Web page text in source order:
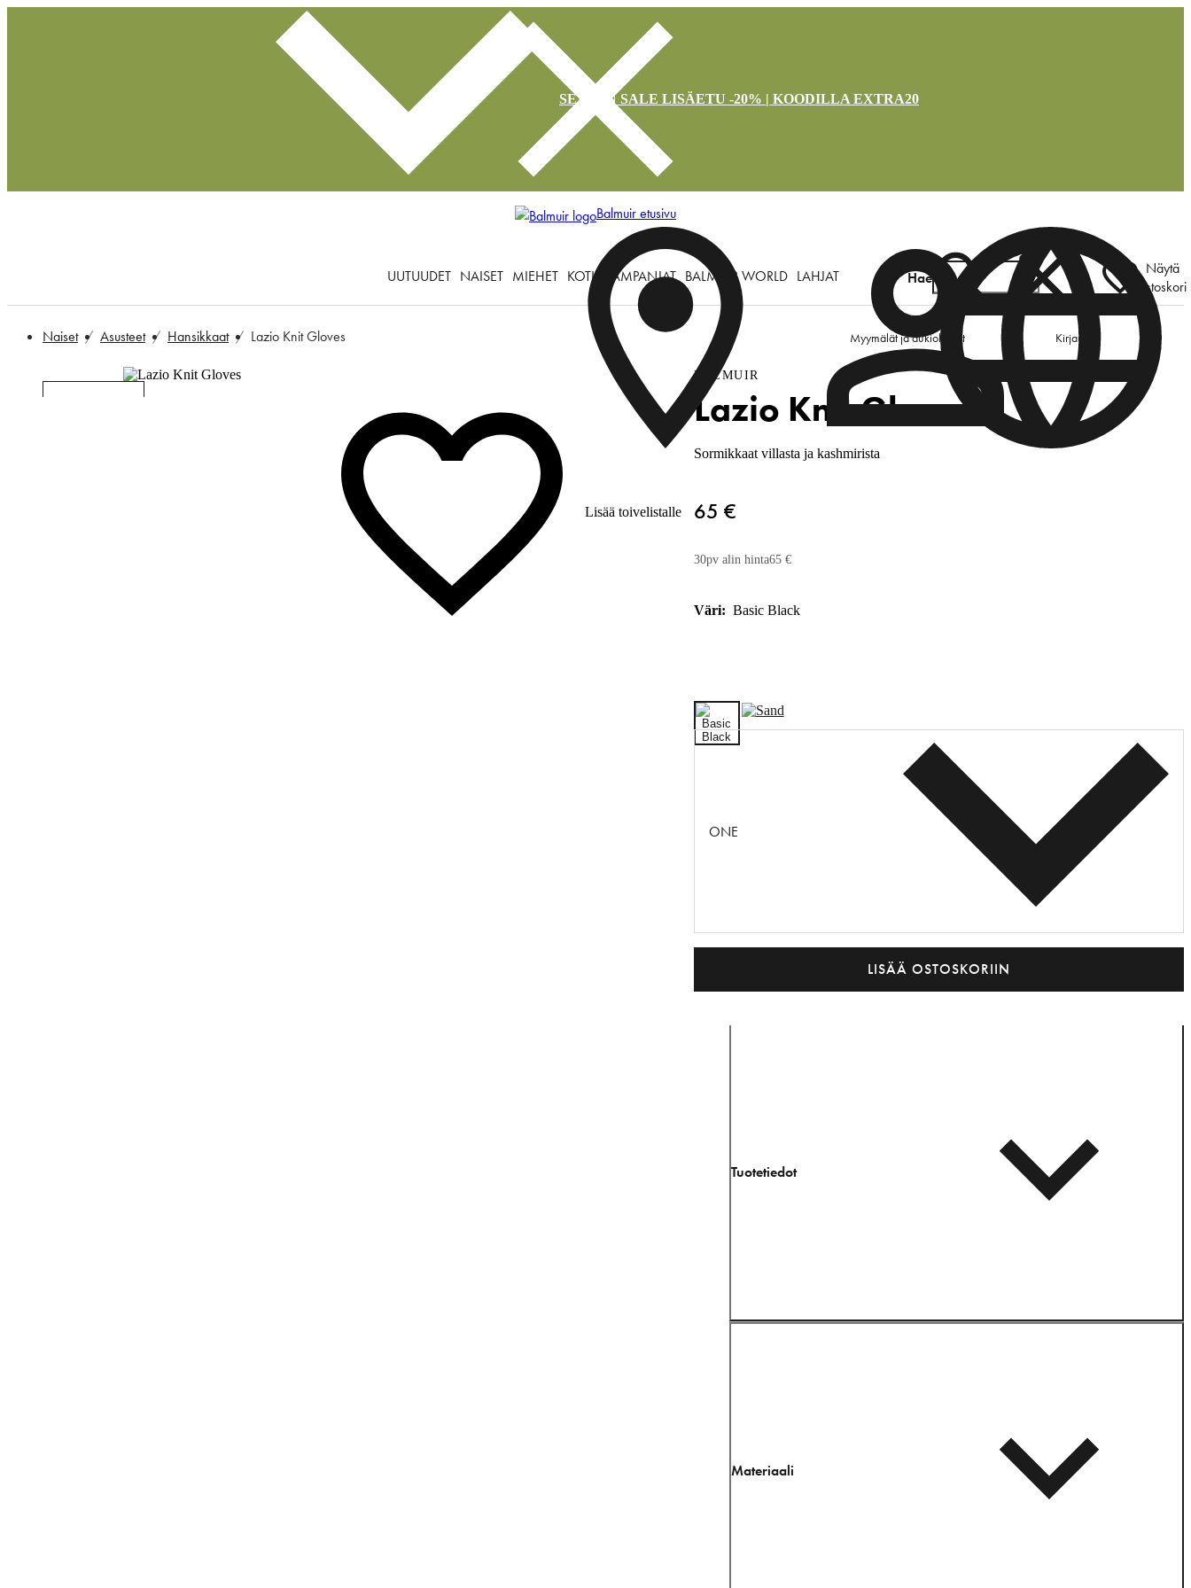
SEASON SALE LISÄETU -20% | KOODILLA EXTRA20
Balmuir etusivu
Myymälät ja aukioloajat Kirjaudu
UUTUUDET NAISET MIEHET KOTI KAMPANJAT BALMUIR WORLD LAHJAT Hae
Näytä
ostoskori
Naiset Asusteet Hansikkaat Lazio Knit Gloves
Lisää toivelistalle
BALMUIR
Lazio Knit Gloves
Sormikkaat villasta ja kashmirista
65 €
30pv alin hinta65 €
Väri: Basic Black
ONE
LISÄÄ OSTOSKORIIN
Tuotetiedot
Materiaali